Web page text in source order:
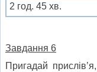
2 год. 45 хв.
Завдання 6
Пригадай